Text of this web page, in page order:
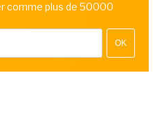
comme plus de 50000
OK